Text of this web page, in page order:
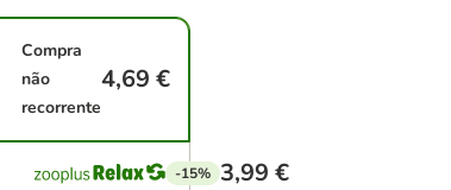
Compra
não
recorrente
4,69 €
-15% 3,99 €